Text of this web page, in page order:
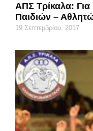
ΑΠΣ Τρίκαλα:
Παιδιών –
19 Σεπτεμβρίου, 2017